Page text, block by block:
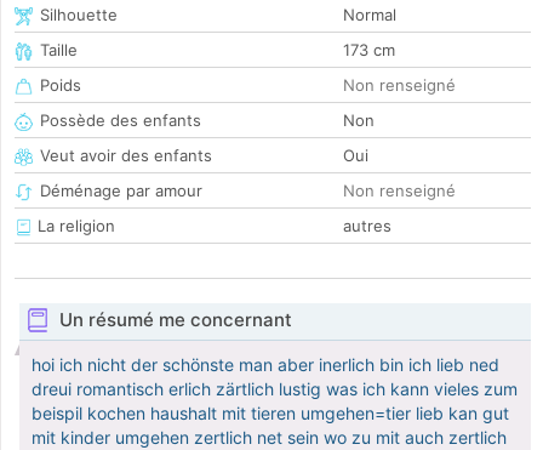
Silhouette
Normal
Taille
173 cm
Poids
Non renseigné
Possède des enfants
Non
Veut avoir des enfants
Oui
Déménage par amour
Non renseigné
La religion
autres
Un résumé me concernant
hoi ich nicht der schönste man aber inerlich bin ich lieb ned
dreui romantisch erlich zärtlich lustig was ich kann vieles zum
beispil kochen haushalt mit tieren umgehen=tier lieb kan gut
mit kinder umgehen zertlich net sein wo zu mit auch zertlich